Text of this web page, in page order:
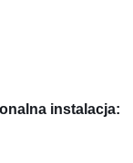
instalacja: